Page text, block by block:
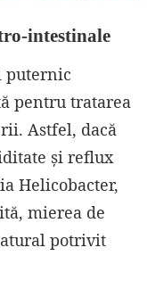
intestinale
puternic
pentru tratarea
Astfel, dacă
și reflux
Helicobacter,
mierea de
potrivit